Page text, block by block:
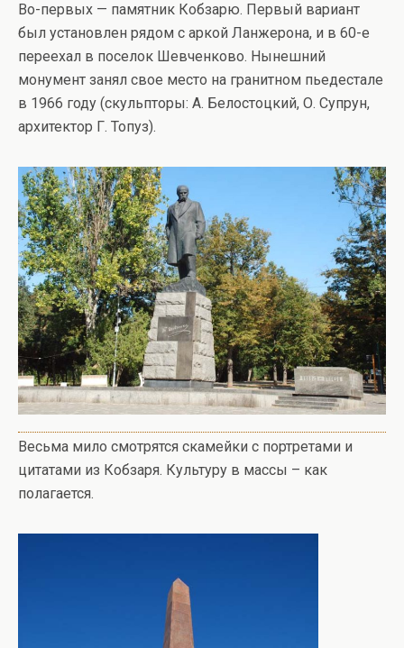
Во-первых — памятник Кобзарю. Первый вариант
был установлен рядом с аркой Ланжерона, и в 60-е
переехал в поселок Шевченково. Нынешний
монумент занял свое место на гранитном пьедестале
в 1966 году (скульпторы: А. Белостоцкий, О. Супрун,
архитектор Г. Топуз).
Весьма мило смотрятся скамейки с портретами и
цитатами из Кобзаря. Культуру в массы – как
полагается.